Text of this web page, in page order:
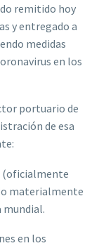
remitido hoy
y entregado a
medidas
en los
portuario de
de esa
(oficialmente
materialmente
mundial.
en los